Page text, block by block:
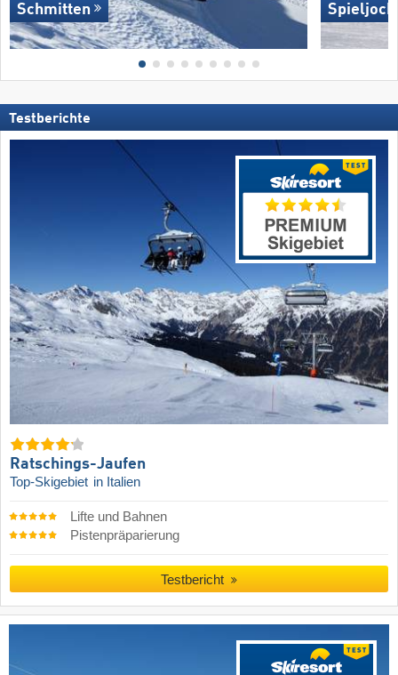
Schmitten Spieljoch
Testberichte
Ratschings-Jaufen
Top-Skigebiet in Italien
Lifte und Bahnen
Pistenpräparierung
Testbericht